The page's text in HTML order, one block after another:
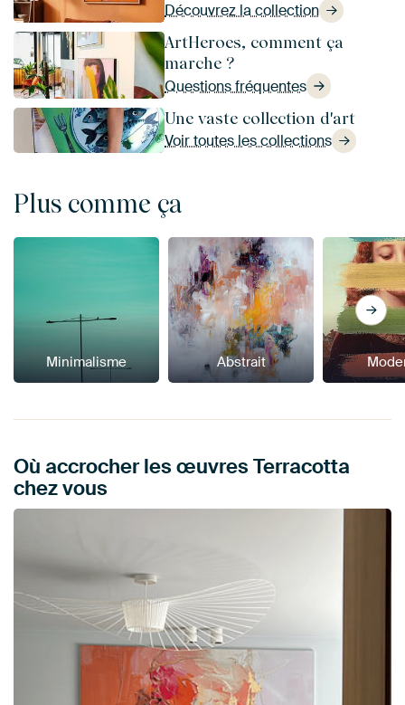
Découvrez la collection
ArtHeroes, comment ça
marche ?
Questions fréquentes
Une vaste collection d'art
Voir toutes les collections
Plus comme ça
Minimalisme Abstrait
Où accrocher les œuvres Terracotta
chez vous